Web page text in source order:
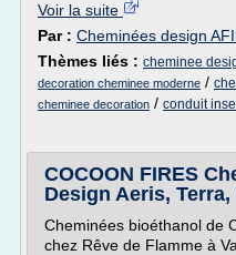
Voir la suite
Par : Cheminées design
Thèmes liés : cheminee
decoration cheminee moderne /
cheminee decoration / conduit
COCOON FIRES
Design Aeris, Terra,
Cheminées bioéthanol de
chez Rêve de Flamme à